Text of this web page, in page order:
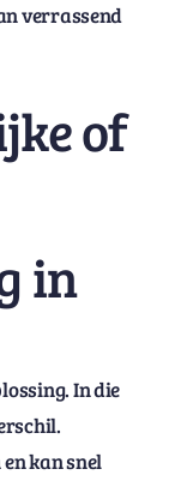
verrassend
of
in
In die
kan snel